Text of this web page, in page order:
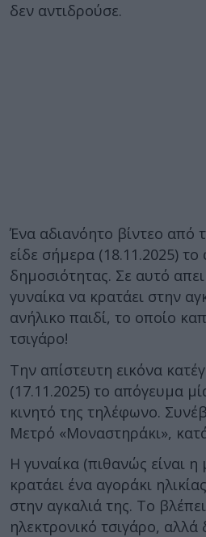
δεν αντιδρούσε.
Ένα αδιανόητο βίντεο από
είδε σήμερα (18.11.2025)
δημοσιότητας. Σε αυτό
γυναίκα να κρατάει στην
ανήλικο παιδί, το οποίο
τσιγάρο!
Την απίστευτη εικόνα
(17.11.2025) το απόγευμα
κινητό της τηλέφωνο.
Μετρό «Μοναστηράκι»,
Η γυναίκα (πιθανώς είναι
κρατάει ένα αγοράκι
στην αγκαλιά της. Το
ηλεκτρονικό τσιγάρο, αλλά